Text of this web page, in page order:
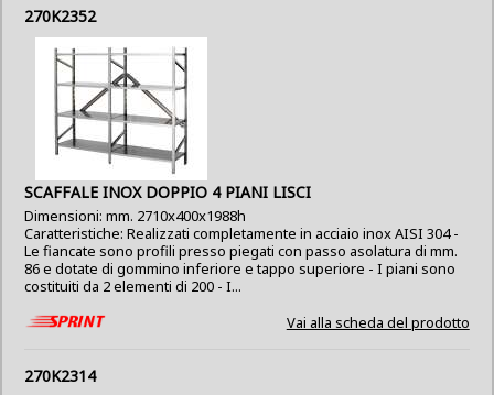
270K2352
SCAFFALE INOX DOPPIO 4 PIANI LISCI
Dimensioni: mm. 2710x400x1988h
Caratteristiche: Realizzati completamente in acciaio inox AISI 304 -
Le fiancate sono profili presso piegati con passo asolatura di mm.
86 e dotate di gommino inferiore e tappo superiore - I piani sono
costituiti da 2 elementi di 200 - I...
Vai alla scheda del prodotto
270K2314